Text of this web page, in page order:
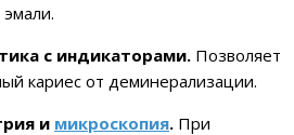
эмали.
с индикаторами. Позволяет
кариес от деминерализации.
и микроскопия. При